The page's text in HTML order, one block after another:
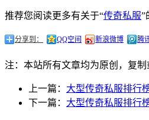
推荐您阅读更多有关于“传奇私服”
分享到： QQ空间 新浪微博 腾
注：本站所有文章均为原创，复
上一篇： 大型传奇私服排行
下一篇： 大型传奇私服排行